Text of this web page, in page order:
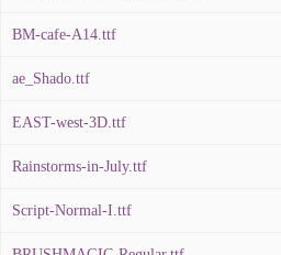
BM-cafe-A14.ttf
ae_Shado.ttf
EAST-west-3D.ttf
Rainstorms-in-July.ttf
Script-Normal-I.ttf